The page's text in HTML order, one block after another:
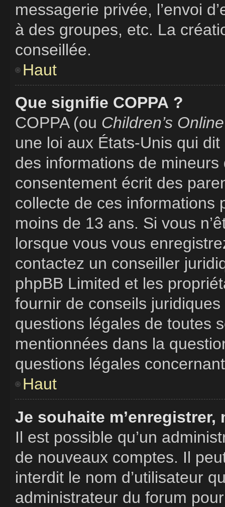
messagerie privée, l’envoi
à des groupes, etc. La
conseillée.
Haut
Que signifie COPPA ?
COPPA (ou Children’s
une loi aux États-Unis qui
des informations de
consentement écrit des
collecte de ces informations
moins de 13 ans. Si vous
lorsque vous vous
contactez un conseiller
phpBB Limited et les
fournir de conseils
questions légales de toutes
mentionnées dans la
questions légales
Haut
Je souhaite m’enregistrer,
Il est possible qu’un
de nouveaux comptes. Il
interdit le nom d’utilisateur
administrateur du forum